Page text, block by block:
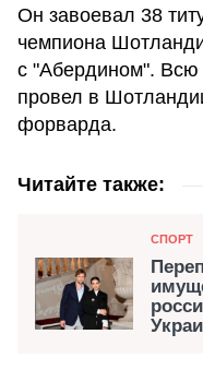
Он завоевал 38
чемпиона
с "Абердином". Всю
провел в
форварда.
Читайте также:
Категория
СПОРТ